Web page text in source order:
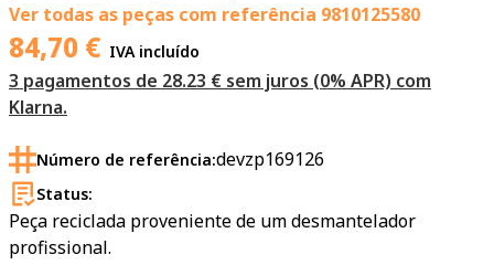
Ver todas as peças com referência 9810125580
84,70 € IVA incluído
3 pagamentos de 28.23 € sem juros (0% APR) com
Klarna.
Número de referência:devzp169126
Status:
Peça reciclada proveniente de um desmantelador
profissional.